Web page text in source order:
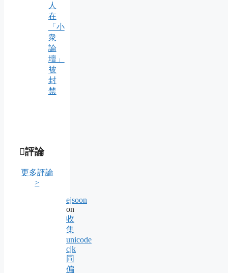
人
在
「小
衆
論
壇」
被
封
禁
評論
更多評論
>
ejsoon
on
收
集
unicode
cjk
同
偏